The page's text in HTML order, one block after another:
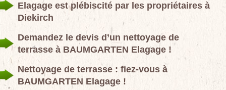
Elagage est plébiscité par les propriétaires à
Diekirch
Demandez le devis d’un nettoyage de
terrasse à BAUMGARTEN Elagage !
Nettoyage de terrasse : fiez-vous à
BAUMGARTEN Elagage !